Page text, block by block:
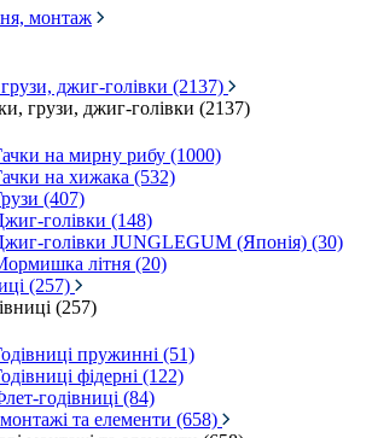
монтаж
джиг-голівки (2137)
грузи, джиг-голівки (2137)
на мирну рибу (1000)
на хижака (532)
(407)
голівки (148)
голівки JUNGLEGUM (Японія) (30)
літня (20)
(257)
(257)
пружинні (51)
фідерні (122)
годівниці (84)
та елементи (658)